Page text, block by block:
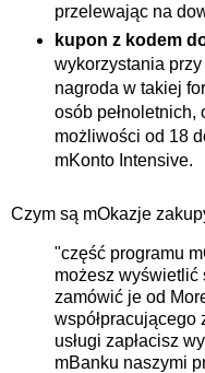
przelewając na
kupon z kodem
wykorzystania przy
nagroda w takiej
osób
możliwości od 18
mKonto Intensive.
Czym są mOkazje
"część programu
możesz wyświetlić
zamówić je od
współpracującego
usługi zapłacisz
mBanku naszymi